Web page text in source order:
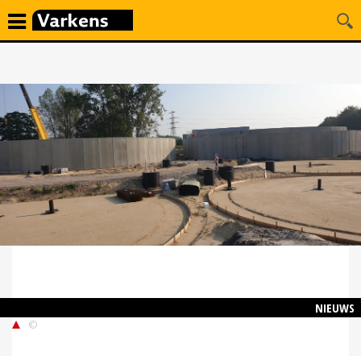
NIEUWS
©